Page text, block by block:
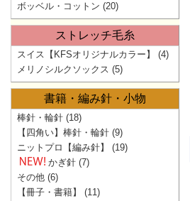
ボッベル・コットン (20)
ストレッチ毛糸
スイス【KFSオリジナルカラー】
(4)
メリノシルクソックス (5)
書籍・編み針・小物
棒針・輪針 (18)
【四角い】棒針・輪針 (9)
ニットプロ【編み針】
(19)
かぎ針 (7)
その他 (6)
【冊子・書籍】
(11)